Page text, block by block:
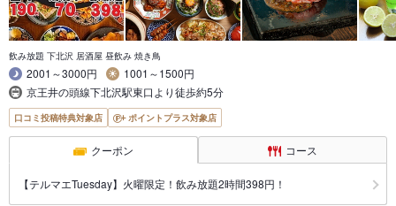
飲み放題 下北沢 居酒屋 昼飲み 焼き鳥
2001～3000円
1001～1500円
京王井の頭線下北沢駅東口より徒歩約5分
口コミ投稿特典対象店 ポイントプラス対象店
クーポン コース
【テルマエTuesday】火曜限定！飲み放題2時間398円！